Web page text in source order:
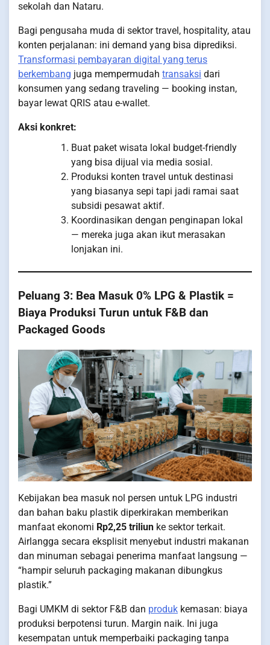
sekolah dan Nataru.
Bagi pengusaha muda di sektor travel, hospitality, atau
konten perjalanan: ini demand yang bisa diprediksi.
Transformasi pembayaran digital yang terus
berkembang juga mempermudah transaksi dari
konsumen yang sedang traveling — booking instan,
bayar lewat QRIS atau e-wallet.
Aksi konkret:
Buat paket wisata lokal budget-friendly
yang bisa dijual via media sosial.
Produksi konten travel untuk destinasi
yang biasanya sepi tapi jadi ramai saat
subsidi pesawat aktif.
Koordinasikan dengan penginapan lokal
— mereka juga akan ikut merasakan
lonjakan ini.
Peluang 3: Bea Masuk 0% LPG & Plastik =
Biaya Produksi Turun untuk F&B dan
Packaged Goods
Kebijakan bea masuk nol persen untuk LPG industri
dan bahan baku plastik diperkirakan memberikan
manfaat ekonomi Rp2,25 triliun ke sektor terkait.
Airlangga secara eksplisit menyebut industri makanan
dan minuman sebagai penerima manfaat langsung —
“hampir seluruh packaging makanan dibungkus
plastik.”
Bagi UMKM di sektor F&B dan produk kemasan: biaya
produksi berpotensi turun. Margin naik. Ini juga
kesempatan untuk memperbaiki packaging tanpa